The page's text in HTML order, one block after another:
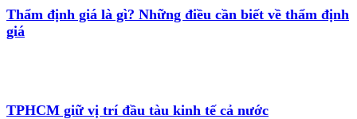
Thẩm định giá là gì? Những điều cần biết về thẩm định
giá
TPHCM giữ vị trí đầu tàu kinh tế cả nước